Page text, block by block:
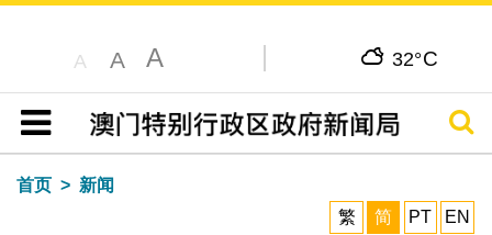
A A A 32°C
目录
搜寻
首页
新闻
繁
简 PT EN